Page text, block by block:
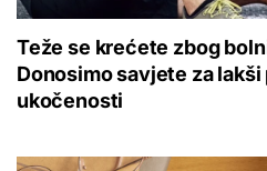
Teže se krećete zbog
Donosimo savjete za
ukočenosti